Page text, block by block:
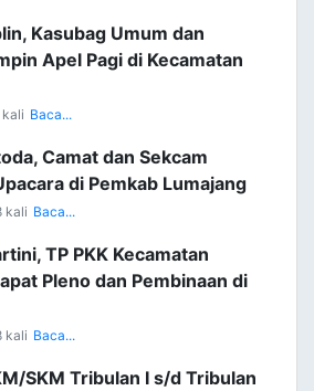
Kasubag Umum dan
Apel Pagi di Kecamatan
kali Baca...
Camat dan Sekcam
di Pemkab Lumajang
kali Baca...
TP PKK Kecamatan
Pleno dan Pembinaan di
kali Baca...
SKM Tribulan I s/d Tribulan